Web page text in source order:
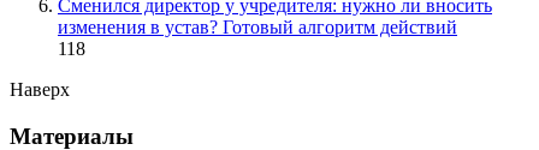
Сменился директор у учредителя: нужно ли вносить
изменения в устав? Готовый алгоритм действий
118
Наверх
Материалы